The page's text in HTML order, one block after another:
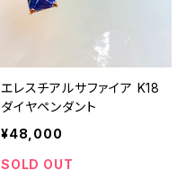
エレスチアルサファイア K18
ダイヤペンダント
¥48,000
SOLD OUT